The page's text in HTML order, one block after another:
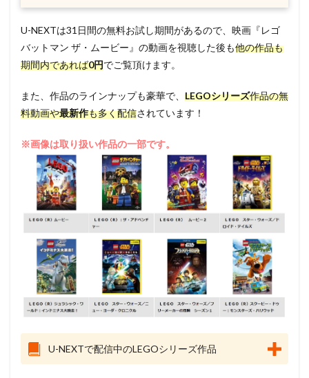
U-NEXTは31日間の無料お試し期間があるので、映画『レゴ
バットマン ザ・ムービー』の動画を視聴した後も他の作品も
期間内であれば0円でご覧頂けます。
また、作品のラインナップも豪華で、 LEGOシリーズ作品の無
料動画や最新作も多く配信されています！
※画像は取り扱い作品の一部です。
U-NEXTで配信中のLEGOシリーズ作品